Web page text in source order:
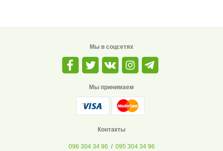
Мы в соцсетях
Мы принимаем
Контакты
096 304 34 96 / 095 304 34 96